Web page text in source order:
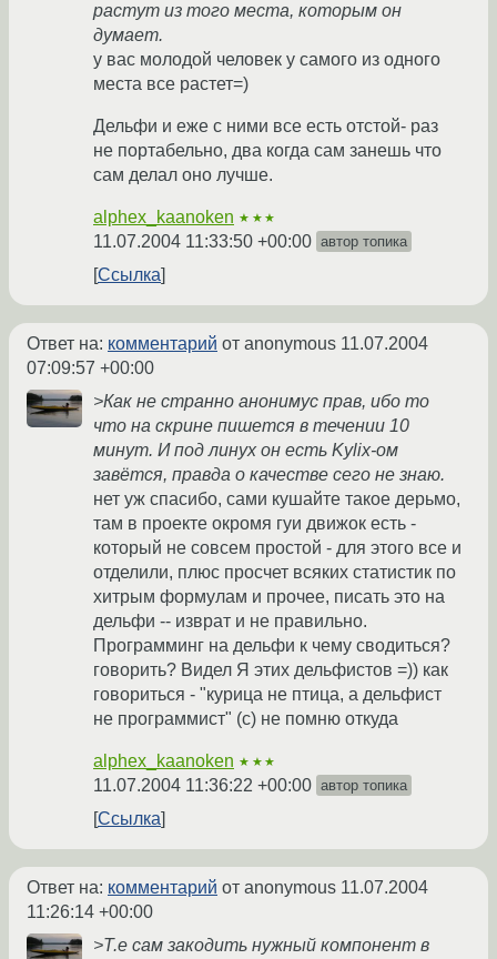
растут из того места, которым он
думает.
у вас молодой человек у самого из одного
места все растет=)
Дельфи и еже с ними все есть отстой- раз
не портабельно, два когда сам занешь что
сам делал оно лучше.
alphex_kaanoken ★★★
11.07.2004 11:33:50 +00:00 автор топика
Ссылка
Ответ на: комментарий от anonymous 11.07.2004
07:09:57 +00:00
>Как не странно анонимус прав, ибо то
что на скрине пишется в течении 10
минут. И под линух он есть Kylix-ом
завётся, правда о качестве сего не знаю.
нет уж спасибо, сами кушайте такое дерьмо,
там в проекте окромя гуи движок есть -
который не совсем простой - для этого все и
отделили, плюс просчет всяких статистик по
хитрым формулам и прочее, писать это на
дельфи -- изврат и не правильно.
Программинг на дельфи к чему сводиться?
говорить? Видел Я этих дельфистов =)) как
говориться - "курица не птица, а дельфист
не программист" (с) не помню откуда
alphex_kaanoken ★★★
11.07.2004 11:36:22 +00:00 автор топика
Ссылка
Ответ на: комментарий от anonymous 11.07.2004
11:26:14 +00:00
>Т.е сам закодить нужный компонент в